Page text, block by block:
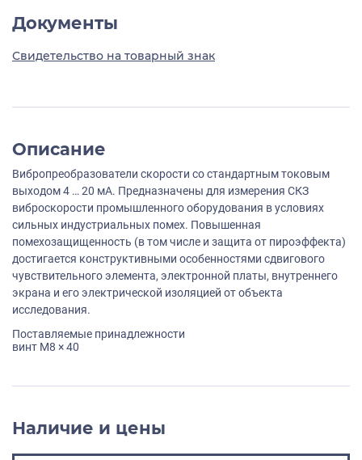
Документы
Свидетельство на товарный знак
Описание
Вибропреобразователи скорости со стандартным токовым
выходом 4 … 20 мА. Предназначены для измерения СКЗ
виброскорости промышленного оборудования в условиях
сильных индустриальных помех. Повышенная
помехозащищенность (в том числе и защита от пироэффекта)
достигается конструктивными особенностями сдвигового
чувствительного элемента, электронной платы, внутреннего
экрана и его электрической изоляцией от объекта
исследования.
Поставляемые принадлежности
винт M8 × 40
Наличие и цены